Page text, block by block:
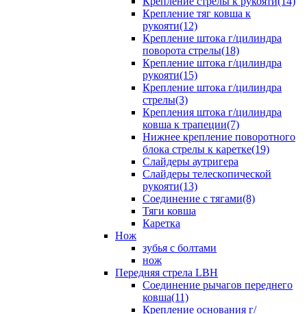
Крепление тяг ковша к
рукояти(12)
Крепление штока г/цилиндра
поворота стрелы(18)
Крепление штока г/цилиндра
рукояти(15)
Крепление штока г/цилиндра
стрелы(3)
Крепления штока г/цилиндра
ковша к трапеции(7)
Нижнее крепление поворотного
блока стрелы к каретке(19)
Слайдеры аутригера
Слайдеры телескопической
рукояти(13)
Соединение с тягами(8)
Тяги ковша
Каретка
Нож
зубья с болтами
нож
Передняя стрела LBH
Cоединение рычагов переднего
ковша(11)
Крепление основания г/